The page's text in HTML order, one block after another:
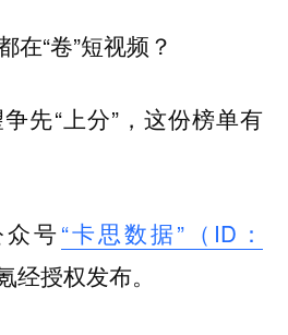
在“卷”短视频？
先“上分”，这份榜单有
号“卡思数据”（ID：
经授权发布。